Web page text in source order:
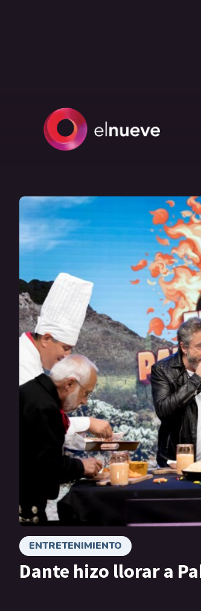
ENTRETENIMIENTO
Dante hizo llorar a